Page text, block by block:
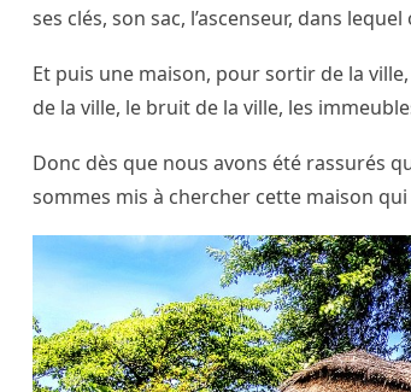
ses clés, son sac, l’ascenseur, dans
Et puis une maison, pour sortir de la
de la ville, le bruit de la ville, les
Donc dès que nous avons été rassurés
sommes mis à chercher cette maison